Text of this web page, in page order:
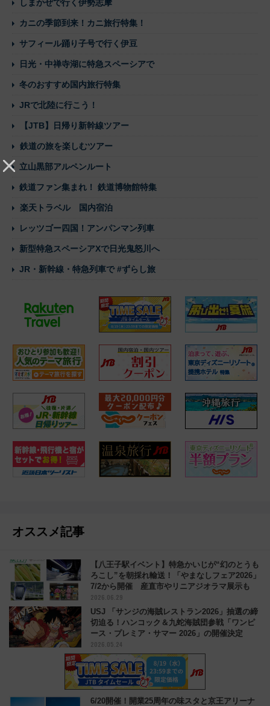
しまかぜで行く伊勢志摩
カニの季節到来！カニ旅行特集！
サフィール踊り子号で行く伊豆
日光・中禅寺湖に特急スペーシアで
冬のおすすめ国内旅行特集
JRで北陸に行こう！
【JTB】日帰り新幹線ツアー
鉄道の旅を楽しむツアー
立山黒部アルペンルート
鉄道ファン集まれ！ 鉄道博物館特集
楽天トラベル 国内宿泊
レッツゴー四国！アンパンマン列車
新型特急スペーシアXで日光鬼怒川へ
JR・新幹線・特急列車で #ずらし旅
オススメ記事
【八王子駅イベント】特急かいじが“幻のとうも
ろこし”を朝採れ輸送！「やまなしフェア2026」
7/2から開催 産直市やリニアジオラマ展示も
2026.06.29
USJ 「サンジの海賊レストラン2026」抽選の締
切迫る！ハンコック＆九蛇海賊団参戦「ワンピ
ース・プレミア・サマー 2026」の開催決定
2026.05.24
6/20開催！開業25周年の味スタと京王アリーナ